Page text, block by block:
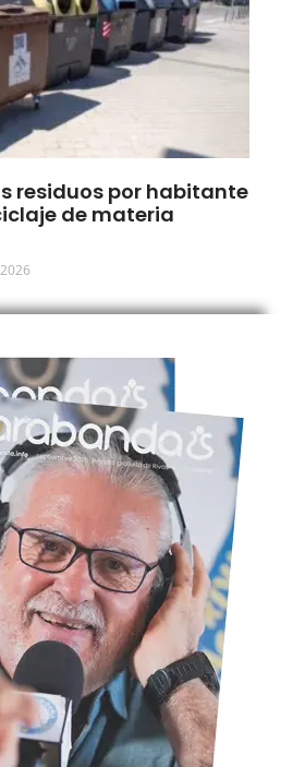
residuos por habitante
de materia